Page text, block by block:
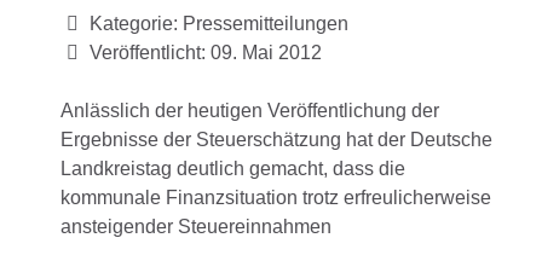
Kategorie: Pressemitteilungen
Veröffentlicht: 09. Mai 2012
Anlässlich der heutigen Veröffentlichung der
Ergebnisse der Steuerschätzung hat der Deutsche
Landkreistag deutlich gemacht, dass die
kommunale Finanzsituation trotz erfreulicherweise
ansteigender Steuereinnahmen